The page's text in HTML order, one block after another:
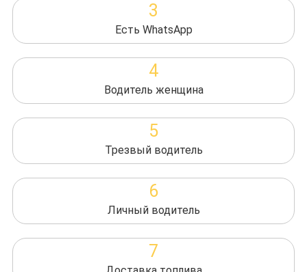
3
Есть WhatsApp
4
Водитель женщина
5
Трезвый водитель
6
Личный водитель
7